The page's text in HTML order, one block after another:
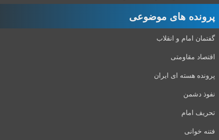
پرونده های موضوعی
گفتمان امام و انقلاب
اقتصاد مقاومتی
پرونده هسته ای ایران
نفوذ دشمن
تحریف امام
فتنه خوانی